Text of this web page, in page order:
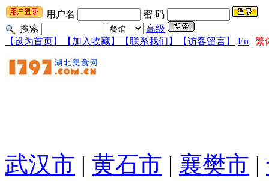
用户名
密 码
搜索
高级
【设为首页】
【加入收藏】 【联系我们】 【访客留言】 En | 繁
武汉市 | 黄石市 | 襄樊市 |